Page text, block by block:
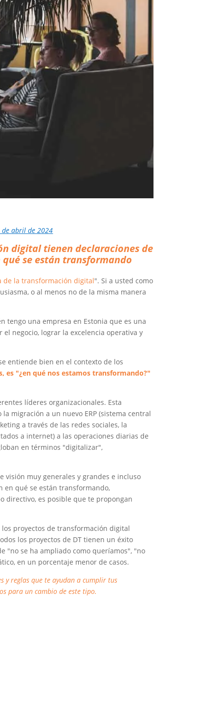
de abril de 2024
digital tienen declaraciones de
se están transformando
de la transformación digital". Si a usted como
o al menos no de la misma manera
tengo una empresa en Estonia que es una
negocio, lograr la excelencia operativa y
entiende bien en el contexto de los
es "¿en qué nos estamos transformando?"
líderes organizacionales. Esta
migración a un nuevo ERP (sistema central
a través de las redes sociales, la
a internet) a las operaciones diarias de
en términos "digitalizar",
visión muy generales y grandes e incluso
en qué se están transformando,
directivo, es posible que te propongan
proyectos de transformación digital
los proyectos de DT tienen un éxito
"no se ha ampliado como queríamos", "no
en un porcentaje menor de casos.
y reglas que te ayudan a cumplir tus
para un cambio de este tipo.